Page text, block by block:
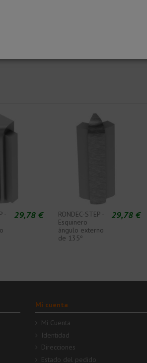
-
29,78 €
RONDEC-STEP -
Esquinero
ángulo externo
de 135º
29,78 €
Mi cuenta
Mi Cuenta
Identidad
Direcciones
Estado del pedido